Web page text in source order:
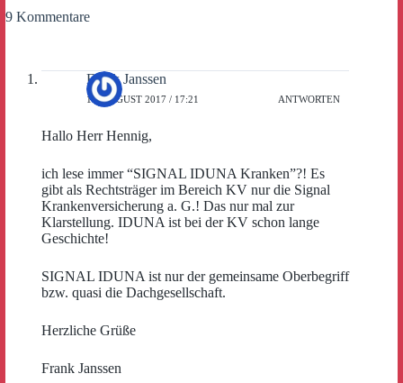
9 Kommentare
Frank Janssen
17. AUGUST 2017 / 17:21 ANTWORTEN
Hallo Herr Hennig,
ich lese immer “SIGNAL IDUNA Kranken”?! Es
gibt als Rechtsträger im Bereich KV nur die Signal
Krankenversicherung a. G.! Das nur mal zur
Klarstellung. IDUNA ist bei der KV schon lange
Geschichte!
SIGNAL IDUNA ist nur der gemeinsame Oberbegriff
bzw. quasi die Dachgesellschaft.
Herzliche Grüße
Frank Janssen